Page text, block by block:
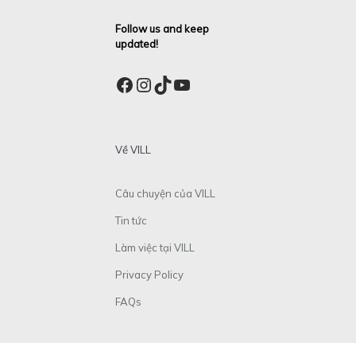
Follow us and keep
updated!
Facebook
Instagram
TikTok
YouTube
Về VILL
Câu chuyện của VILL
Tin tức
Làm việc tại VILL
Privacy Policy
FAQs